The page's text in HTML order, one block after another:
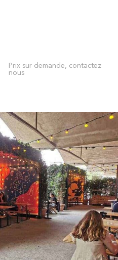
Prix sur demande, contactez
nous